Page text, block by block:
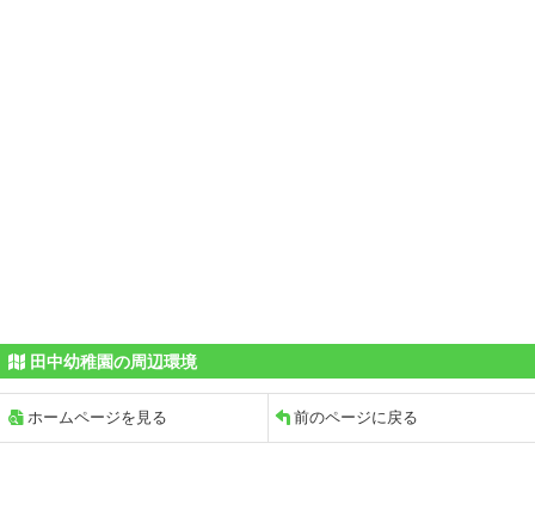
田中幼稚園の周辺環境
ホームページを見る 前のページに戻る